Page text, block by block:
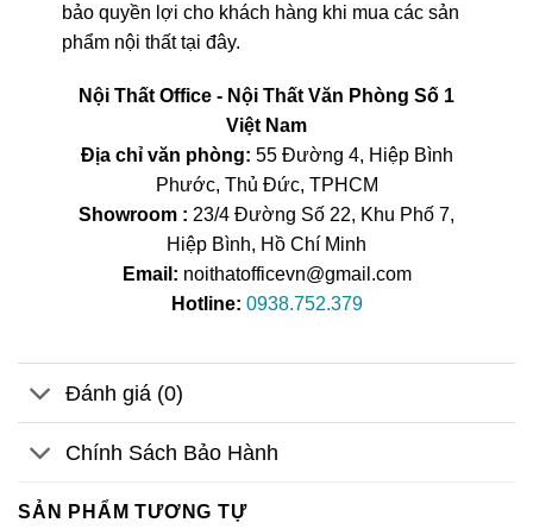
bảo quyền lợi cho khách hàng khi mua các sản
phẩm nội thất tại đây.
Nội Thất Office - Nội Thất Văn Phòng Số 1
Việt Nam
Địa chỉ văn phòng: 55 Đường 4, Hiệp Bình
Phước, Thủ Đức, TPHCM
Showroom : 23/4 Đường Số 22, Khu Phố 7,
Hiệp Bình, Hồ Chí Minh
Email: noithatofficevn@gmail.com
Hotline: 0938.752.379
Đánh giá (0)
Chính Sách Bảo Hành
SẢN PHẨM TƯƠNG TỰ